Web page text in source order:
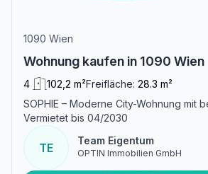
1090 Wien
Wohnung kaufen in 1090 Wien
4 102,2 m²Freifläche: 28.3 m²
SOPHIE – Moderne City-Wohnung mit
Vermietet bis 04/2030
TE
Team Eigentum
OPTIN Immobilien GmbH